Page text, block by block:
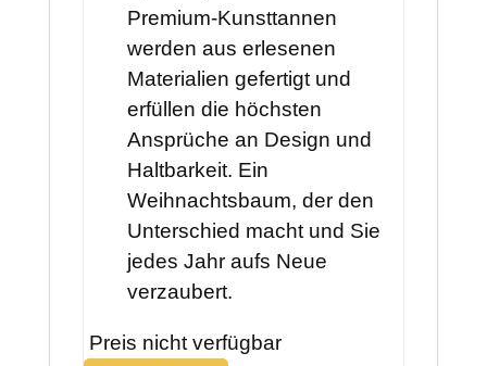
Premium-Kunsttannen
werden aus erlesenen
Materialien gefertigt und
erfüllen die höchsten
Ansprüche an Design und
Haltbarkeit. Ein
Weihnachtsbaum, der den
Unterschied macht und Sie
jedes Jahr aufs Neue
verzaubert.
Preis nicht verfügbar